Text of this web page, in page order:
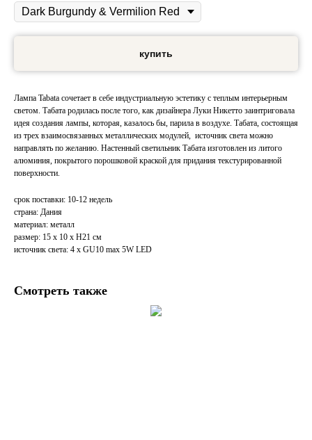
купить
Лампа Tabata сочетает в себе индустриальную эстетику с теплым интерьерным
светом. Табата родилась после того, как дизайнера Луки Никетто заинтриговала
идея создания лампы, которая, казалось бы, парила в воздухе. Табата, состоящая
из трех взаимосвязанных металлических модулей, источник света можно
направлять по желанию. Настенный светильник Табата изготовлен из литого
алюминия, покрытого порошковой краской для придания текстурированной
поверхности.
срок поставки: 10-12 недель
страна: Дания
материал: металл
размер: 15 х 10 х H21 см
источник света: 4 x GU10 max 5W LED
Смотреть также